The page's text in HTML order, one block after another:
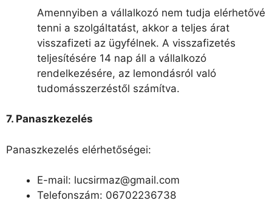
Amennyiben a vállalkozó nem tudja elérhetővé
tenni a szolgáltatást, akkor a teljes árat
visszafizeti az ügyfélnek. A visszafizetés
teljesítésére 14 nap áll a vállalkozó
rendelkezésére, az lemondásról való
tudomásszerzéstől számítva.
7. Panaszkezelés
Panaszkezelés elérhetőségei:
E-mail: lucsirmaz@gmail.com
Telefonszám: 06702236738